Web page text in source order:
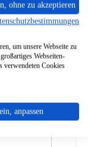
ohne zu akzeptieren
um unsere Webseite zu
Webseiten-
verwendeten Cookies
anpassen